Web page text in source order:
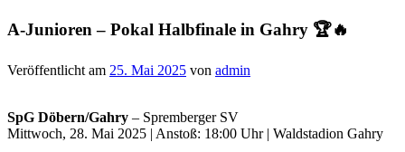
A-Junioren – Pokal Halbfinale in Gahry 🏆🔥
Veröffentlicht am 25. Mai 2025 von admin
SpG Döbern/Gahry – Spremberger SV
Mittwoch, 28. Mai 2025 | Anstoß: 18:00 Uhr | Waldstadion Gahry